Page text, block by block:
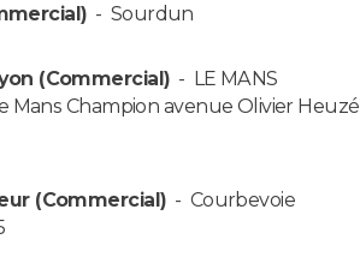
- Sourdun
(Commercial) - LE MANS
Mans Champion avenue Olivier Heuzé
(Commercial) - Courbevoie